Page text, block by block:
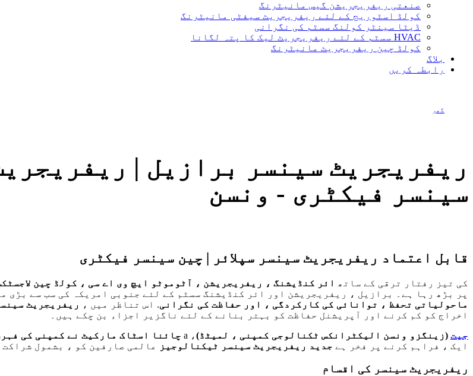
صنعتی ریفریجریشن گیس مانیٹرنگ
کولڈ اسٹوریج کے لئے ریفریجریٹ سیفٹی مانیٹرنگ
ڈیٹا سینٹر کولنگ سسٹم کی نگرانی
HVAC سسٹم کے لئے ریفریجریٹ لیک کا پتہ لگانا
کولڈ چین ریفریجریٹ مانیٹرنگ
بلاگ
رابطہ کریں
گھر
ریفریجریٹ سینسر برازیل |
سینسر فیکٹری - ونسن
قابل اعتماد ریفریجریٹ سینسر سپلائر | چین سینسر فیکٹری
کی تیز رفتار ترقی کے ساتھ ائر کنڈیشنگ ، ریفریجریشن ، آٹوموٹو ایچ وی اے سی ، کولڈ چین
پر بڑھ رہا ہے۔ برازیل ، ریفریجریشن اور ائر کنڈیشنگ سسٹم کے لئے جنوبی امریکہ کی سب سے بڑی
ماحولیاتی تحفظ ، توانائی کی کارکردگی ، اور حفاظت کی نگرانی. اس تناظر میں ، ریفریجریٹ
اخراج کو کم کرنے اور آپریشنل حفاظت کو بہتر بنانے کے لئے ناگزیر اجزاء بن چکے ہیں۔
جیت (زینگزو ونسن الیکٹرانکس ٹکنالوجی کمپنی ، لمیٹڈ)، a چائنا اسٹاک مارکیٹ نے کمپنی کی فہرست
ایک ، فراہم کرنے پر فخر ہے جدید ریفریجریٹ سینسر ٹیکنالوجیز عالمی صارفین کو ، بشمول شراکت
ریفریجریٹ سینسر کی اقسام